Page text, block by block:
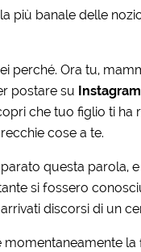
più banale delle
perché. Ora tu,
postare su Instagram
che tuo figlio ti ha
cose a te.
questa parola,
si fossero
discorsi di un